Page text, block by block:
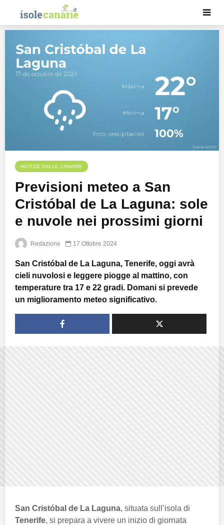
NOTIZIE DALLE CANARIE
Previsioni meteo a San
Cristóbal de La Laguna: sole
e nuvole nei prossimi giorni
Redazione 17 Ottobre 2024
San Cristóbal de La Laguna, Tenerife, oggi avrà
cieli nuvolosi e leggere piogge al mattino, con
temperature tra 17 e 22 gradi. Domani si prevede
un miglioramento meteo significativo.
San Cristóbal de La Laguna, situata sull’isola di
Tenerife, si prepara a vivere un inizio di giornata